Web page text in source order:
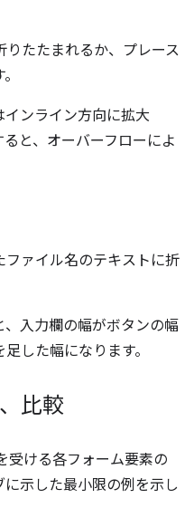
りたたまれるか、プレース
ンライン方向に拡大
ると、オーバーフローによ
ァイル名のテキストに折
入力欄の幅がボタンの幅
した幅になります。
比較
受ける各フォーム要素の
示した最小限の例を示し